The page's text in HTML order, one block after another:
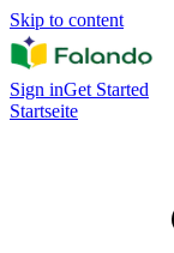
Skip to content
Sign inGet Started
Startseite